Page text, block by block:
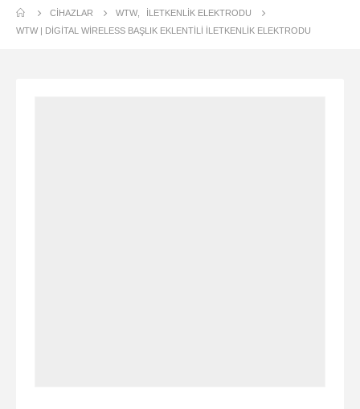
CIHAZLAR WTW
İLETKENLIK ELEKTRODU
WTW | DIGITAL WIRELESS BAŞLIK EKLENTILI İLETKENLIK ELEKTRODU